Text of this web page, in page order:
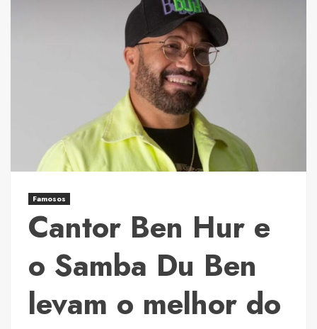
“Liquid
apresenta
conceituada
Sanger
Gallery,
na
brasileiro
Gerson
Fogaça
Famosos
Cantor Ben Hur e
o Samba Du Ben
levam o melhor do